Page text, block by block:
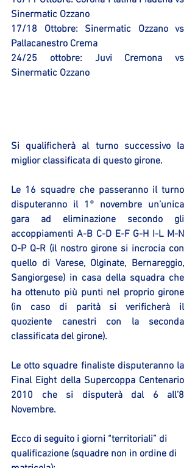
Sinermatic Ozzano
17/18 Ottobre: Sinermatic Ozzano vs
Pallacanestro Crema
24/25 ottobre: Juvi Cremona vs
Sinermatic Ozzano
Si qualificherà al turno successivo la
miglior classificata di questo girone.
Le 16 squadre che passeranno il turno
disputeranno il 1° novembre un’unica
gara ad eliminazione secondo gli
accoppiamenti A-B C-D E-F G-H I-L M-N
O-P Q-R (il nostro girone si incrocia con
quello di Varese, Olginate, Bernareggio,
Sangiorgese) in casa della squadra che
ha ottenuto più punti nel proprio girone
(in caso di parità si verificherà il
quoziente canestri con la seconda
classificata del girone).
Le otto squadre finaliste disputeranno la
Final Eight della Supercoppa Centenario
2010 che si disputerà dal 6 all’8
Novembre.
Ecco di seguito i giorni “territoriali” di
qualificazione (squadre non in ordine di